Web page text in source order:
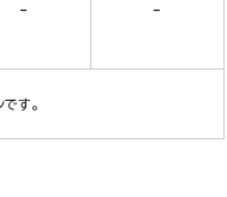
- -
す。